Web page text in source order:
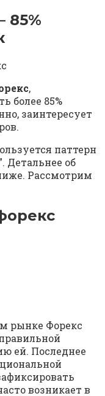
85%
,
более 85%
заинтересует
паттерн
Детальнее об
Рассмотрим
рынке Форекс
ей. Последнее
возникает в